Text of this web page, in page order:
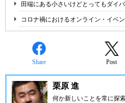
田端にある小さいけどとってもダイ
コロナ禍におけるオンライン・イベ
Share Post
栗原 進
何か新しいことを常に探索